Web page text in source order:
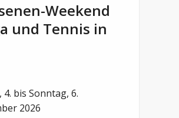
Weekend
und Tennis in
4. bis Sonntag, 6.
2026